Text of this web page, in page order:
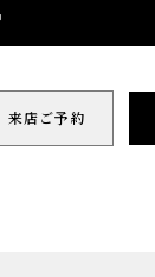
来店ご予約